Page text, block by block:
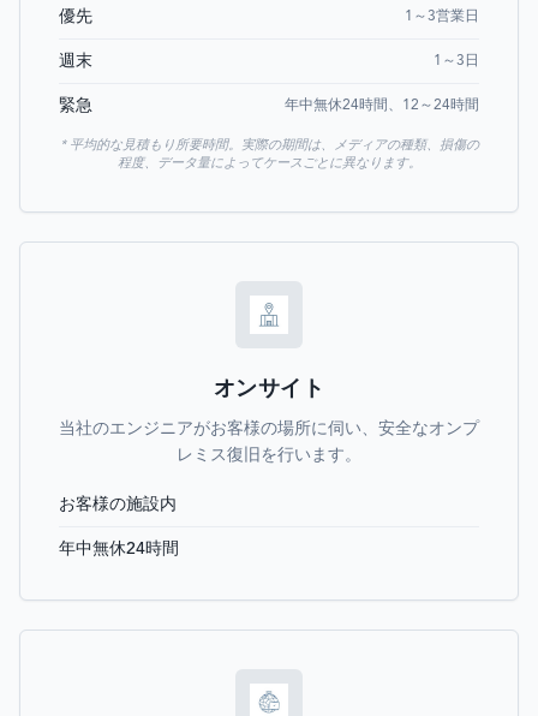
優先 1～3営業日
週末 1～3日
緊急 年中無休24時間、12～24時間
* 平均的な見積もり所要時間。実際の期間は、メディアの種類、損傷の
程度、データ量によってケースごとに異なります。
オンサイト
当社のエンジニアがお客様の場所に伺い、安全なオンプ
レミス復旧を行います。
お客様の施設内
年中無休24時間